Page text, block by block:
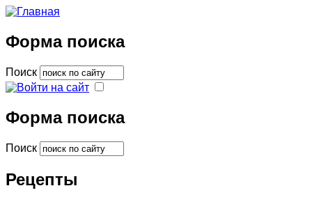
Форма поиска
Поиск
Форма поиска
Поиск
Рецепты